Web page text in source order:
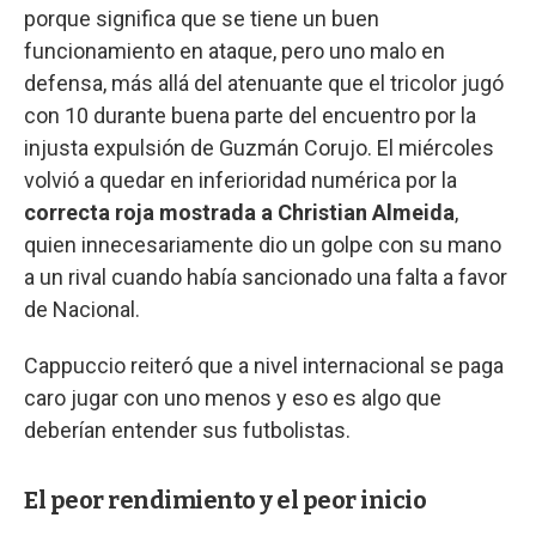
porque significa que se tiene un buen
funcionamiento en ataque, pero uno malo en
defensa, más allá del atenuante que el tricolor jugó
con 10 durante buena parte del encuentro por la
injusta expulsión de Guzmán Corujo. El miércoles
volvió a quedar en inferioridad numérica por la
correcta roja mostrada a Christian Almeida,
quien innecesariamente dio un golpe con su mano
a un rival cuando había sancionado una falta a favor
de Nacional.
Cappuccio reiteró que a nivel internacional se paga
caro jugar con uno menos y eso es algo que
deberían entender sus futbolistas.
El peor rendimiento y el peor inicio